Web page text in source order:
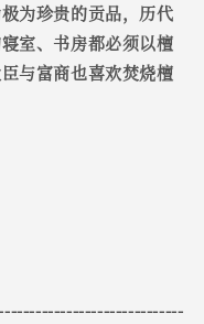
为珍贵的贡品，历代
室、书房都必须以檀
与富商也喜欢焚烧檀